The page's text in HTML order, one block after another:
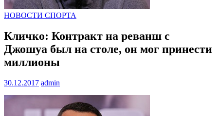
НОВОСТИ СПОРТА
Кличко: Контракт на реванш с
Джошуа был на столе, он мог принести
миллионы
30.12.2017 admin